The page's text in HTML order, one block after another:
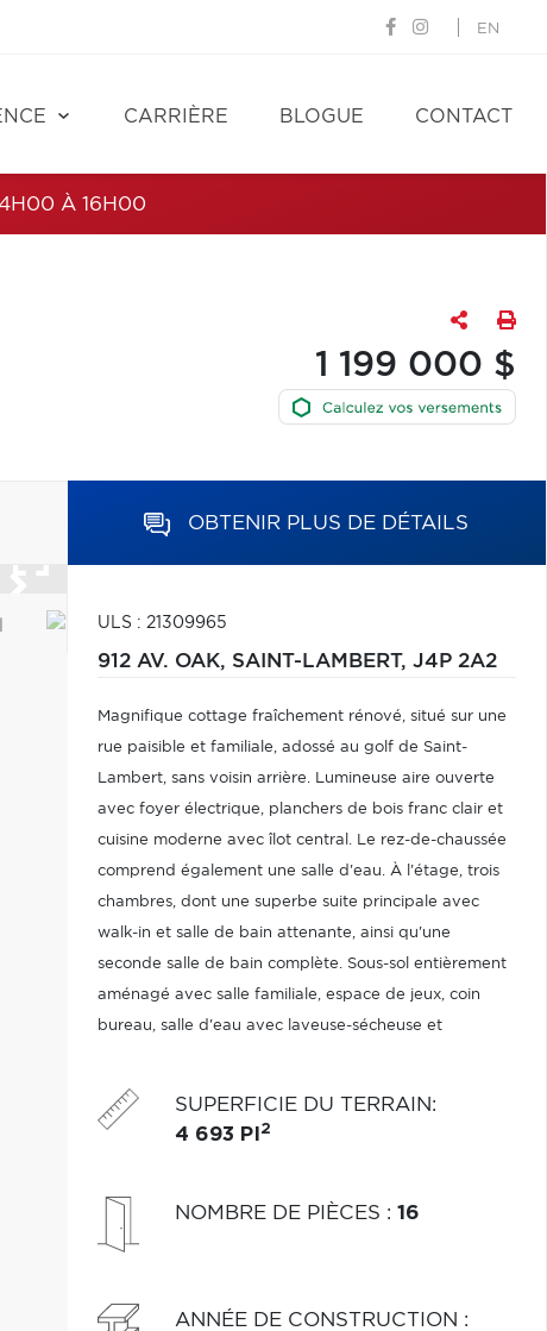
EN
CARRIÈRE BLOGUE CONTACT
À 16H00
1 199 000 $
OBTENIR PLUS DE DÉTAILS
ULS : 21309965
912 AV. OAK, SAINT-LAMBERT, J4P 2A2
Magnifique cottage fraîchement rénové, situé sur une
rue paisible et familiale, adossé au golf de Saint-
Lambert, sans voisin arrière. Lumineuse aire ouverte
avec foyer électrique, planchers de bois franc clair et
cuisine moderne avec îlot central. Le rez-de-chaussée
comprend également une salle d'eau. À l'étage, trois
chambres, dont une superbe suite principale avec
walk-in et salle de bain attenante, ainsi qu'une
seconde salle de bain complète. Sous-sol entièrement
aménagé avec salle familiale, espace de jeux, coin
bureau, salle d'eau avec laveuse-sécheuse et
SUPERFICIE DU TERRAIN:
4 693 PI 2
NOMBRE DE PIÈCES : 16
ANNÉE DE CONSTRUCTION :